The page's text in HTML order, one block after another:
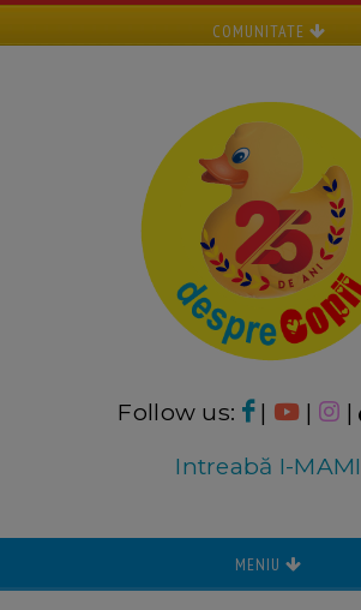
COMUNITATE
Follow us: | | |
Intreabă I-MAMI
MENIU